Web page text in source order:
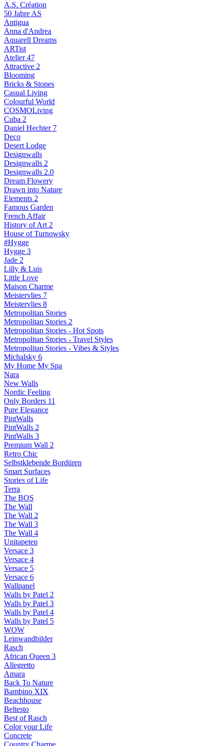
A.S. Création
50 Jahre AS
Antigua
Anna d'Andrea
Aquarell Dreams
ARTist
Atelier 47
Attractive 2
Blooming
Bricks & Stones
Casual Living
Colourful World
COSMOLiving
Cuba 2
Daniel Hechter 7
Deco
Desert Lodge
Designwalls
Designwalls 2
Designwalls 2.0
Dream Flowery
Drawn into Nature
Elements 2
Famous Garden
French Affair
History of Art 2
House of Turnowsky
#Hygge
Hygge 3
Jade 2
Lilly & Luis
Little Love
Maison Charme
Meistervlies 7
Meistervlies 8
Metropolitan Stories
Metropolitan Stories 2
Metropolitan Stories - Hot Spots
Metropolitan Stories - Travel Styles
Metropolitan Stories - Vibes & Styles
Michalsky 6
My Home My Spa
Nara
New Walls
Nordic Feeling
Only Borders 11
Pure Elegance
PintWalls
PintWalls 2
PintWalls 3
Premium Wall 2
Retro Chic
Selbstklebende Bordüren
Smart Surfaces
Stories of Life
Terra
The BOS
The Wall
The Wall 2
The Wall 3
The Wall 4
Unitapeten
Versace 3
Versace 4
Versace 5
Versace 6
Wallpanel
Walls by Patel 2
Walls by Patel 3
Walls by Patel 4
Walls by Patel 5
WOW
Leinwandbilder
Rasch
African Queen 3
Allegretto
Amara
Back To Nature
Bambino XIX
Beachhouse
Beltesto
Best of Rasch
Color your Life
Concrete
Country Charme